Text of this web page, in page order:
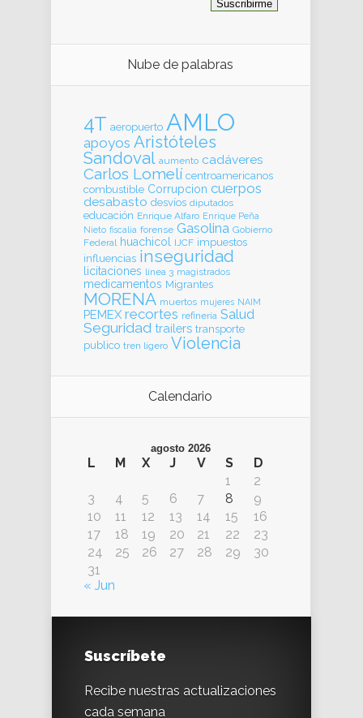
Nube de palabras
4T aeropuerto AMLO
apoyos Aristóteles
Sandoval aumento cadáveres
Carlos Lomelí centroamericanos
combustible Corrupcion cuerpos
desabasto desvíos diputados
educación Enrique Alfaro Enrique Peña
Nieto fiscalia forense Gasolina Gobierno
Federal huachicol IJCF impuestos
influencias inseguridad
licitaciones línea 3 magistrados
medicamentos Migrantes
MORENA muertos mujeres NAIM
PEMEX recortes refinería Salud
Seguridad trailers transporte
publico tren ligero Violencia
Calendario
agosto 2026
L M X J V S
D
1
2
3
4 5 6 7 8
9
10
11 12 13 14 15
16
17
18 19 20 21 22
23
24
25 26 27 28 29
30
31
« Jun
Suscríbete
Recibe nuestras actualizaciones
cada semana